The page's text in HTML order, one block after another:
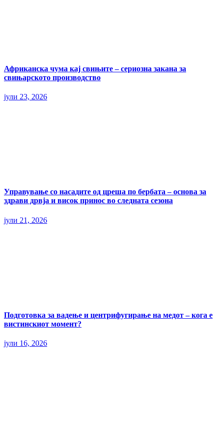
Африканска чума кај свињите – сериозна закана за
свињарското производство
јули 23, 2026
Управување со насадите од цреша по бербата – основа за
здрави дрвја и висок принос во следната сезона
јули 21, 2026
Подготовка за вадење и центрифугирање на медот – кога е
вистинскиот момент?
јули 16, 2026